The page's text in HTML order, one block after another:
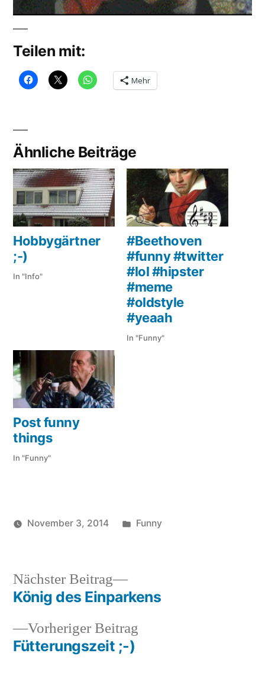
Teilen mit:
Mehr
Ähnliche Beiträge
Hobbygärtner
;-)
In "Info"
#Beethoven
#funny #twitter
#lol #hipster
#meme
#oldstyle
#yeaah
In "Funny"
Post funny
things
In "Funny"
November 3, 2014
Veröffentlicht
Funny
Beitragsnavigation
Vorheriger Beitrag
Fütterungszeit ;-)
Nächster Beitrag
Nächster
Beitrag:
König des Einparkens